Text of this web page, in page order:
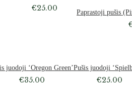
€25.00 Paprastoji pušis
juodoji ‘Oregon Green’
€35.00
Pušis juodoji
€25.00